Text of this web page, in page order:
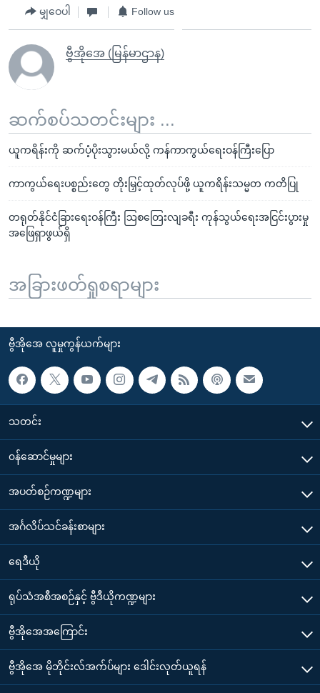
မျှဝေပါ Follow us
ဗွီအိုအေ (မြန်မာဌာန)
ဆက်စပ်သတင်းများ ...
ယူကရိန်းကို ဆက်ပံ့ပိုးသွားမယ်လို့ ကန်ကာကွယ်ရေးဝန်ကြီးပြော
ကာကွယ်ရေးပစ္စည်းတွေ တိုးမြှင့်ထုတ်လုပ်ဖို့ ယူကရိန်းသမ္မတ ကတိပြု
တရုတ်နိုင်ငံခြားရေးဝန်ကြီး ဩစတြေးလျခရီး ကုန်သွယ်ရေးအငြင်းပွားမှု
အဖြေရှာဖွယ်ရှိ
အခြားဖတ်ရှုစရာများ
ဗွီအိုအေ လူမှုကွန်ယက်များ
သတင်း
၀န်ဆောင်မှုများ
အပတ်စဉ်ကဏ္ဍများ
အင်္ဂလိပ်သင်ခန်းစာများ
ရေဒီယို
ရုပ်သံအစီအစဉ်နှင့် ဗွီဒီယိုကဏ္ဍများ
ဗွီအိုအေအကြောင်း
ဗွီအိုအေ မိုဘိုင်းလ်အက်ပ်များ ဒေါင်းလုတ်ယူရန်